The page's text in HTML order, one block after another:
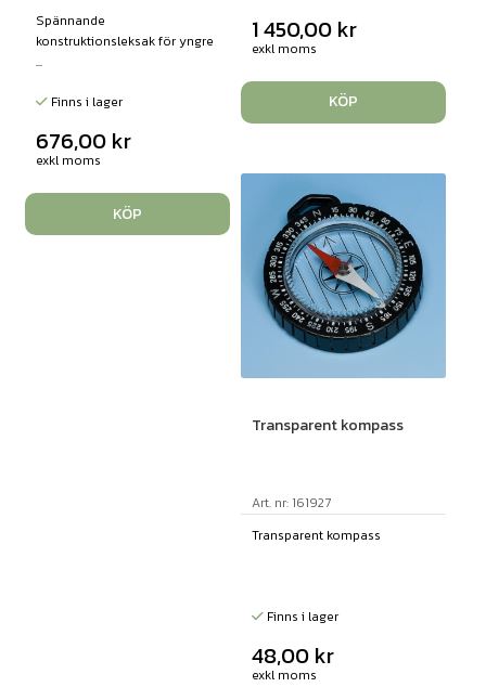
Spännande
konstruktionsleksak för yngre
...
Finns i lager
676,00 kr
exkl moms
KÖP
1 450,00 kr
exkl moms
KÖP
Transparent kompass
Art. nr: 161927
Transparent kompass
Finns i lager
48,00 kr
exkl moms